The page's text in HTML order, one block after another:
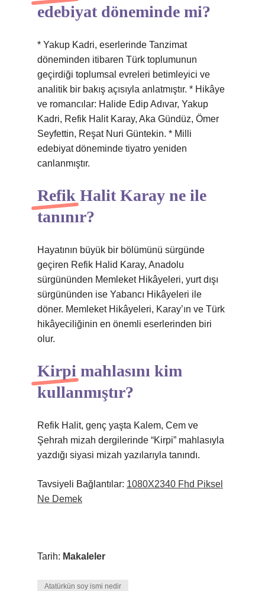
edebiyat döneminde mi?
* Yakup Kadri, eserlerinde Tanzimat
döneminden itibaren Türk toplumunun
geçirdiği toplumsal evreleri betimleyici ve
analitik bir bakış açısıyla anlatmıştır. * Hikâye
ve romancılar: Halide Edip Adıvar, Yakup
Kadri, Refik Halit Karay, Aka Gündüz, Ömer
Seyfettin, Reşat Nuri Güntekin. * Milli
edebiyat döneminde tiyatro yeniden
canlanmıştır.
Refik Halit Karay ne ile
tanınır?
Hayatının büyük bir bölümünü sürgünde
geçiren Refik Halid Karay, Anadolu
sürgününden Memleket Hikâyeleri, yurt dışı
sürgününden ise Yabancı Hikâyeleri ile
döner. Memleket Hikâyeleri, Karay’ın ve Türk
hikâyeciliğinin en önemli eserlerinden biri
olur.
Kirpi mahlasını kim
kullanmıştır?
Refik Halit, genç yaşta Kalem, Cem ve
Şehrah mizah dergilerinde “Kirpi” mahlasıyla
yazdığı siyasi mizah yazılarıyla tanındı.
Tavsiyeli Bağlantılar: 1080X2340 Fhd Piksel
Ne Demek
Tarih: Makaleler
Atatürkün soy ismi nedir